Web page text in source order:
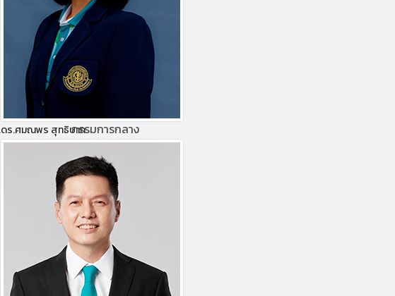
ร.ศมณพร สุทธิบากกรรมการกลาง